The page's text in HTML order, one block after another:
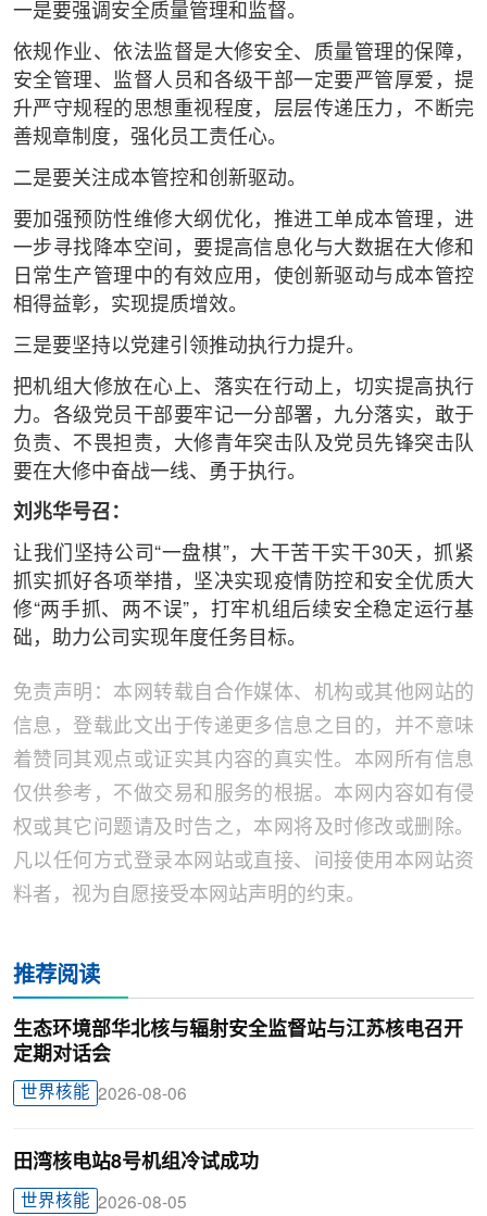
一是要强调安全质量管理和监督。
依规作业、依法监督是大修安全、质量管理的保障，
安全管理、监督人员和各级干部一定要严管厚爱，提
升严守规程的思想重视程度，层层传递压力，不断完
善规章制度，强化员工责任心。
二是要关注成本管控和创新驱动。
要加强预防性维修大纲优化，推进工单成本管理，进
一步寻找降本空间，要提高信息化与大数据在大修和
日常生产管理中的有效应用，使创新驱动与成本管控
相得益彰，实现提质增效。
三是要坚持以党建引领推动执行力提升。
把机组大修放在心上、落实在行动上，切实提高执行
力。各级党员干部要牢记一分部署，九分落实，敢于
负责、不畏担责，大修青年突击队及党员先锋突击队
要在大修中奋战一线、勇于执行。
刘兆华号召：
让我们坚持公司“一盘棋”，大干苦干实干30天，抓紧
抓实抓好各项举措，坚决实现疫情防控和安全优质大
修“两手抓、两不误”，打牢机组后续安全稳定运行基
础，助力公司实现年度任务目标。
免责声明：本网转载自合作媒体、机构或其他网站的
信息，登载此文出于传递更多信息之目的，并不意味
着赞同其观点或证实其内容的真实性。本网所有信息
仅供参考，不做交易和服务的根据。本网内容如有侵
权或其它问题请及时告之，本网将及时修改或删除。
凡以任何方式登录本网站或直接、间接使用本网站资
料者，视为自愿接受本网站声明的约束。
推荐阅读
生态环境部华北核与辐射安全监督站与江苏核电召开
定期对话会
世界核能 2026-08-06
田湾核电站8号机组冷试成功
世界核能 2026-08-05